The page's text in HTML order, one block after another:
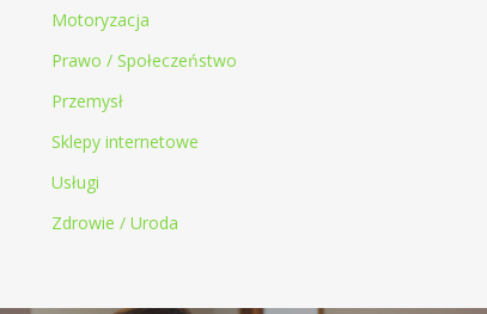
Motoryzacja
Prawo / Społeczeństwo
Przemysł
Sklepy internetowe
Usługi
Zdrowie / Uroda